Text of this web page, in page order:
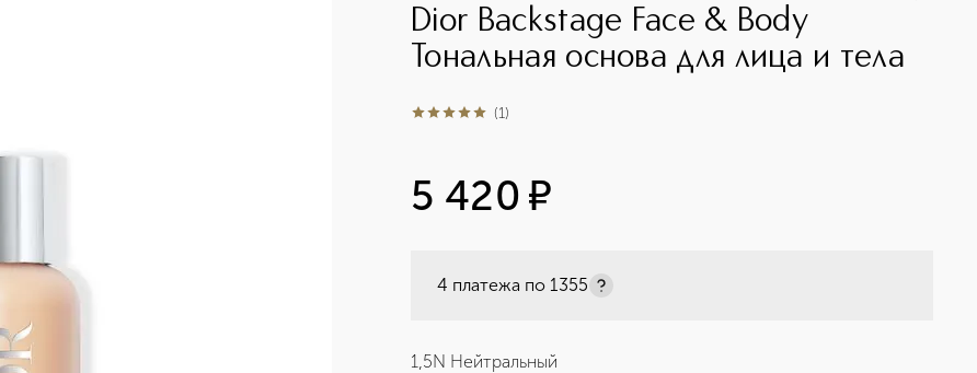
Dior Backstage Face & Body
Тональная основа для лица и тела
5из 51 (1)
5 420 ¤
4 платежа по 1355
1,5N Нейтральный